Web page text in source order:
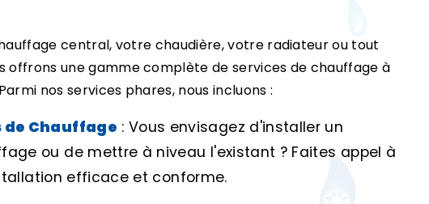
central, votre chaudière, votre radiateur ou tout
offrons une gamme complète de services de chauffage à
nos services phares, nous incluons :
Chauffage : Vous envisagez d'installer un
ou de mettre à niveau l'existant ? Faites appel à
efficace et conforme.